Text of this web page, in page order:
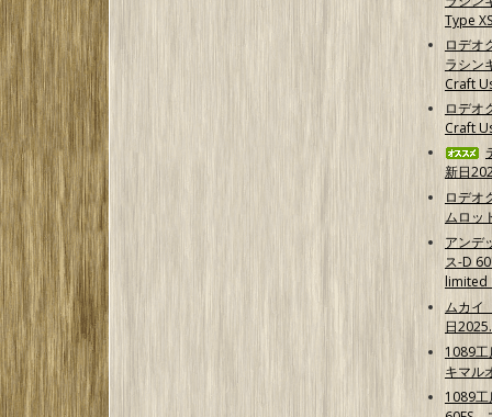
Type XS
ロデオ
ラシン
Craft
ロデ
Craft
新日
ロデオ
ムロッ
アンデ
ス-D
limited
ムカイ
日
1089
キマル
1089